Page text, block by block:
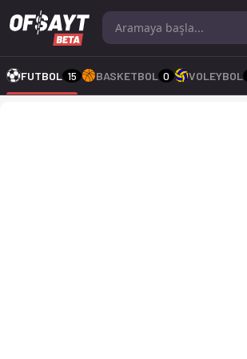
Necaxa U21 - Guadalajara U21 1-1 bitti.
FUTBOL 15 BASKETBOL 0 VOLEYBOL